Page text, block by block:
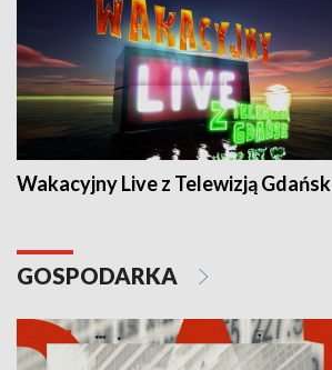
Wakacyjny Live z Telewizją Gdańsk
GOSPODARKA